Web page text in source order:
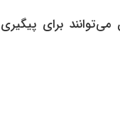
برای پیگیری